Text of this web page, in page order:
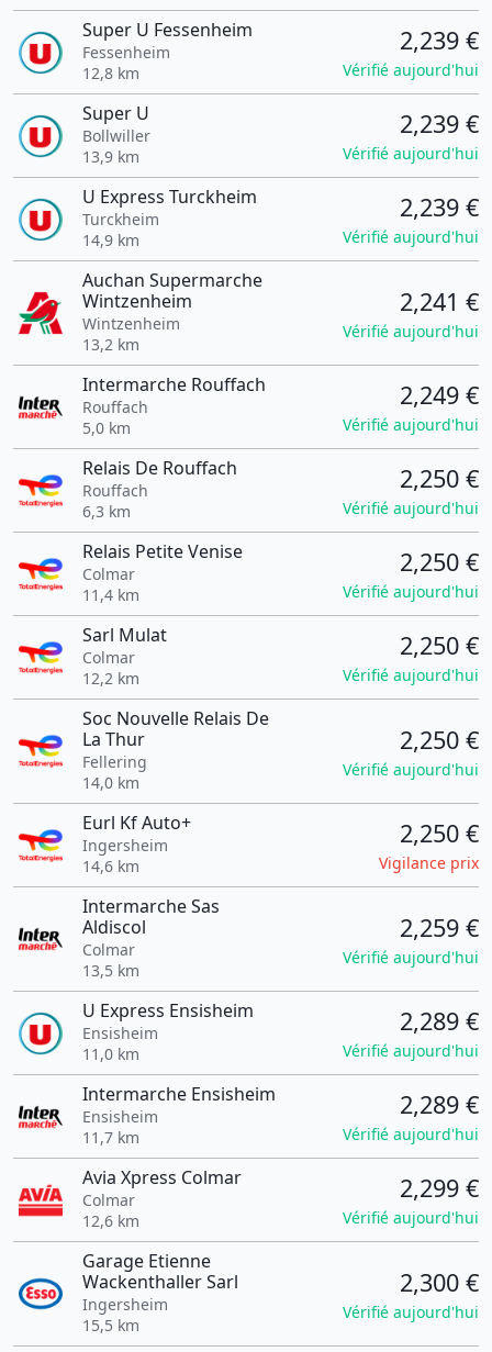
Super U Fessenheim
Fessenheim
12,8 km
2,239 €
Vérifié aujourd'hui
Super U
Bollwiller
13,9 km
2,239 €
Vérifié aujourd'hui
U Express Turckheim
Turckheim
14,9 km
2,239 €
Vérifié aujourd'hui
Auchan Supermarche
Wintzenheim
Wintzenheim
13,2 km
2,241 €
Vérifié aujourd'hui
Intermarche Rouffach
Rouffach
5,0 km
2,249 €
Vérifié aujourd'hui
Relais De Rouffach
Rouffach
6,3 km
2,250 €
Vérifié aujourd'hui
Relais Petite Venise
Colmar
11,4 km
2,250 €
Vérifié aujourd'hui
Sarl Mulat
Colmar
12,2 km
2,250 €
Vérifié aujourd'hui
Soc Nouvelle Relais De
La Thur
Fellering
14,0 km
2,250 €
Vérifié aujourd'hui
Eurl Kf Auto+
Ingersheim
14,6 km
2,250 €
Vigilance prix
Intermarche Sas
Aldiscol
Colmar
13,5 km
2,259 €
Vérifié aujourd'hui
U Express Ensisheim
Ensisheim
11,0 km
2,289 €
Vérifié aujourd'hui
Intermarche Ensisheim
Ensisheim
11,7 km
2,289 €
Vérifié aujourd'hui
Avia Xpress Colmar
Colmar
12,6 km
2,299 €
Vérifié aujourd'hui
Garage Etienne
Wackenthaller Sarl
Ingersheim
15,5 km
2,300 €
Vérifié aujourd'hui